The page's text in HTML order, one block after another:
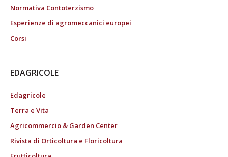
Normativa Contoterzismo
Esperienze di agromeccanici europei
Corsi
EDAGRICOLE
Edagricole
Terra e Vita
Agricommercio & Garden Center
Rivista di Orticoltura e Floricoltura